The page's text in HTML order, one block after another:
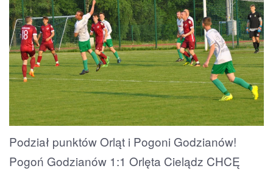
Podział punktów Orląt i Pogoni Godzianów!
Pogoń Godzianów 1:1 Orlęta Cielądz CHCĘ